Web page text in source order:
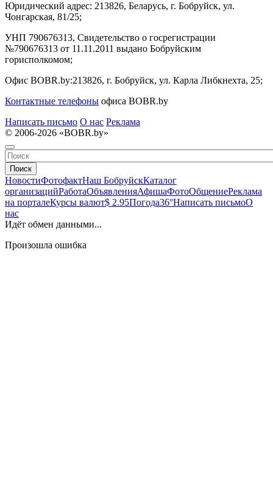
Юридический адрес: 213826, Беларусь, г. Бобруйск, ул.
Чонгарская, 81/25;
УНП 790676313, Свидетельство о госрегистрации
№790676313 от 11.11.2011 выдано Бобруйским
горисполкомом;
Офис BOBR.by:213826, г. Бобруйск, ул. Карла Либкнехта, 25;
Контактные телефоны офиса BOBR.by
Написать письмо О нас Реклама
© 2006-2026 «BOBR.by»
Поиск
НовостиФотофактНаш БобруйскКаталог
организацийРаботаОбъявленияАфишаФотоОбщениеРеклама
на порталеКурсы валют$ 2.95Погода36°Написать письмоО
нас
Идёт обмен данными...
Произошла ошибка